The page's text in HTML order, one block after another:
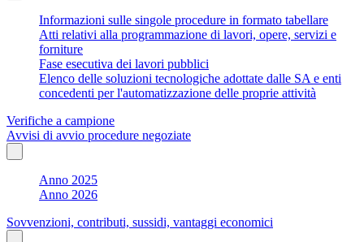
Informazioni sulle singole procedure in formato tabellare
Atti relativi alla programmazione di lavori, opere, servizi e
forniture
Fase esecutiva dei lavori pubblici
Elenco delle soluzioni tecnologiche adottate dalle SA e enti
concedenti per l'automatizzazione delle proprie attività
Verifiche a campione
Avvisi di avvio procedure negoziate
Anno 2025
Anno 2026
Sovvenzioni, contributi, sussidi, vantaggi economici